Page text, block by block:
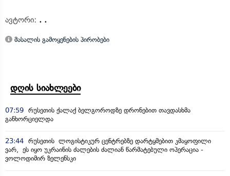
ავტორი: . .
მასალის გამოყენების პირობები
დღის სიახლეები
07:59 რუსეთის ქალაქ ბელგოროდზე დრონებით თავდასხმა
განხორციელდა
23:44 რუსეთის ლოგისტიკურ ცენტრებზე დარტყმებით კმაყოფილი
ვარ, ეს იყო უკრაინის ძალების ძალიან წარმატებული ოპერაცია -
ვოლოდიმირ ზელენსკი